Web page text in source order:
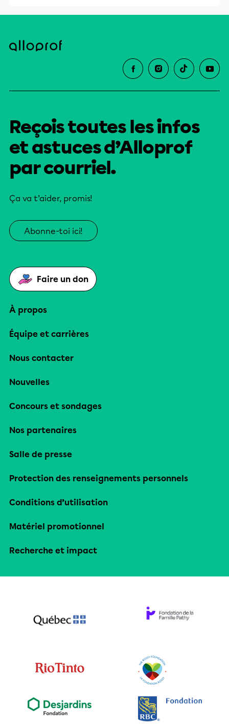
Reçois toutes les infos
et astuces d’Alloprof
par courriel.
Ça va t’aider, promis!
Abonne-toi ici!
Faire un don
À propos
Équipe et carrières
Nous contacter
Nouvelles
Concours et sondages
Nos partenaires
Salle de presse
Protection des renseignements personnels
Conditions d’utilisation
Matériel promotionnel
Recherche et impact